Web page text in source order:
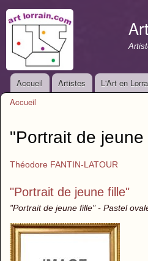
Menu principal
Accueil Artistes L'Art en
Accueil
"Portrait de jeune
Théodore FANTIN-LATOUR
"Portrait de jeune fille"
"Portrait de jeune fille" - Pastel